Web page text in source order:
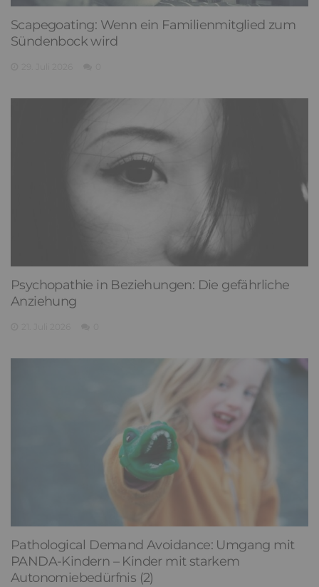
Scapegoating: Wenn ein Familienmitglied zum
Sündenbock wird
Psychopathie in Beziehungen: Die gefährliche
Anziehung
Pathological Demand Avoidance: Umgang mit
PANDA-Kindern – Kinder mit starkem
Autonomiebedürfnis (2)